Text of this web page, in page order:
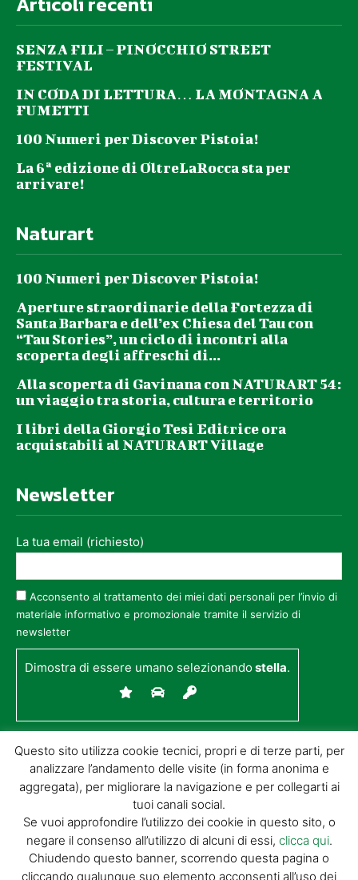
SENZA FILI – PINOCCHIO STREET
FESTIVAL
IN CODA DI LETTURA… LA MONTAGNA A
FUMETTI
100 Numeri per Discover Pistoia!
La 6ª edizione di OltreLaRocca sta per
arrivare!
Naturart
100 Numeri per Discover Pistoia!
Aperture straordinarie della Fortezza di
Santa Barbara e dell’ex Chiesa del Tau con
“Tau Stories”, un ciclo di incontri alla
scoperta degli affreschi di...
Alla scoperta di Gavinana con NATURART 54:
un viaggio tra storia, cultura e territorio
I libri della Giorgio Tesi Editrice ora
acquistabili al NATURART Village
Newsletter
La tua email (richiesto)
Acconsento al trattamento dei miei dati personali per l’invio di
materiale informativo e promozionale tramite il servizio di
newsletter
Dimostra di essere umano selezionandostella.
© GIORGIO TESI EDITRICE S.R.L. | P.IVA
01732650476 | VIA DI BADIA 14 – 51100 LOC.
Questo sito utilizza cookie tecnici, propri e di terze parti, per
analizzare l’andamento delle visite (in forma anonima e
aggregata), per migliorare la navigazione e per collegarti ai
tuoi canali social.
Se vuoi approfondire l’utilizzo dei cookie in questo sito, o
negare il consenso all’utilizzo di alcuni di essi, clicca qui.
Chiudendo questo banner, scorrendo questa pagina o
cliccando qualunque suo elemento acconsenti all’uso dei